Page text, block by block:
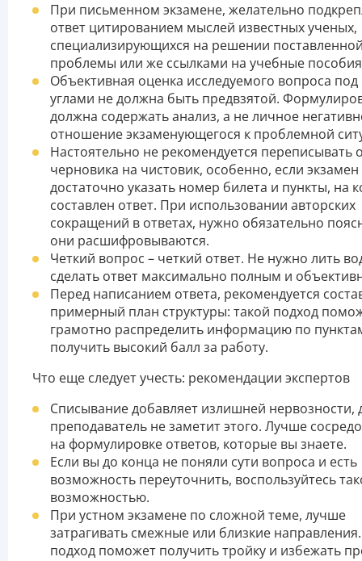
При письменном экзамене, желательно
ответ цитированием мыслей известных ученых,
специализирующихся на решении
проблемы или же ссылками на учебные
Объективная оценка исследуемого вопроса
углами не должна быть предвзятой.
должна содержать анализ, а не личное
отношение экзаменующегося к проблемной
Настоятельно не рекомендуется переписывать
черновика на чистовик, особенно, если
достаточно указать номер билета и пункты, на
составлен ответ. При использовании авторских
сокращений в ответах, нужно обязательно
они расшифровываются.
Четкий вопрос – четкий ответ. Не нужно лить
сделать ответ максимально полным и
Перед написанием ответа, рекомендуется
примерный план структуры: такой подход
грамотно распределить информацию по
получить высокий балл за работу.
Что еще следует учесть: рекомендации экспертов
Списывание добавляет излишней нервозности,
преподаватель не заметит этого. Лучше
на формулировке ответов, которые вы знаете.
Если вы до конца не поняли сути вопроса и есть
возможность переуточнить, воспользуйтесь
возможностью.
При устном экзамене по сложной теме, лучше
затрагивать смежные или близкие
подход поможет получить тройку и избежать